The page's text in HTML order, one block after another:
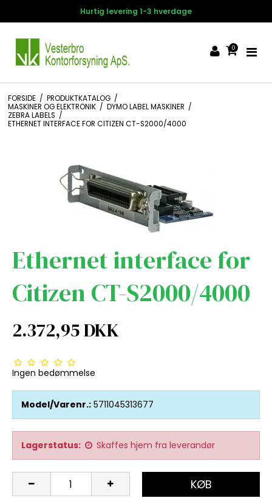
Hurtig levering 1-3 hverdage
0
FORSIDE / PRODUKTKATALOG /
MASKINER OG ELEKTRONIK / DYMO LABEL MASKINER /
ZEBRA LABELS /
ETHERNET INTERFACE FOR CITIZEN CT-S2000/4000
Ethernet interface for
Citizen CT-S2000/4000
2.372,95 DKK
Ingen bedømmelse
Model/Varenr.: 5711045313677
Lagerstatus: Skaffes hjem fra leverandør
KØB